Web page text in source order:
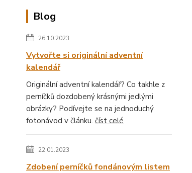
Blog
26.10.2023
Vytvořte si originální adventní
kalendář
Originální adventní kalendář? Co takhle z
perníčků dozdobený krásnými jedlými
obrázky? Podívejte se na jednoduchý
fotonávod v článku. číst celé
22.01.2023
Zdobení perníčků fondánovým listem